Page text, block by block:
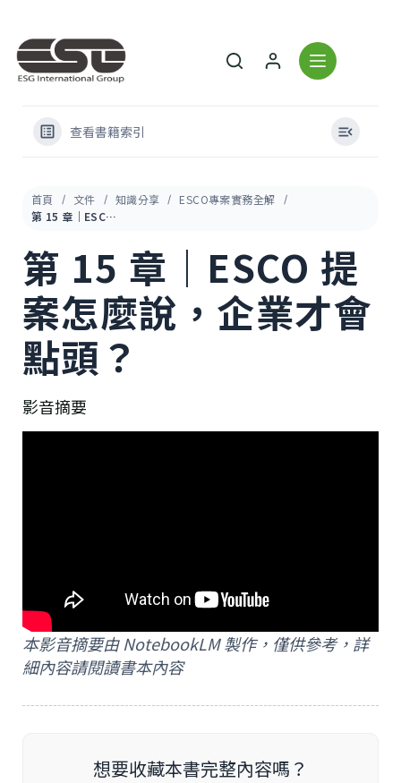
查看書籍索引
首頁 文件 知識分享
ESCO專案實務全解
第 15 章｜ESCO 提案怎麼說，企業才會點頭？
第 15 章｜ESCO 提
案怎麼說，企業才會
點頭？
影音摘要
本影音摘要由 NotebookLM 製作，僅供參考，詳
細內容請閱讀書本內容
想要收藏本書完整內容嗎？